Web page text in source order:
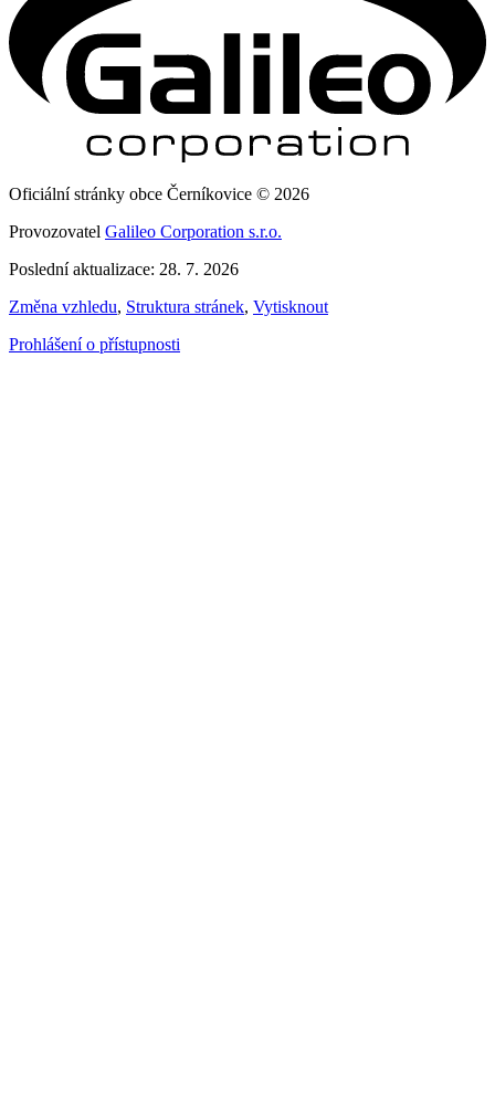
Oficiální stránky obce Černíkovice © 2026
Provozovatel Galileo Corporation s.r.o.
Poslední aktualizace: 28. 7. 2026
Změna vzhledu, Struktura stránek, Vytisknout
Prohlášení o přístupnosti